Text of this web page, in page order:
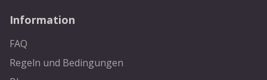
Information
FAQ
Regeln und Bedingungen